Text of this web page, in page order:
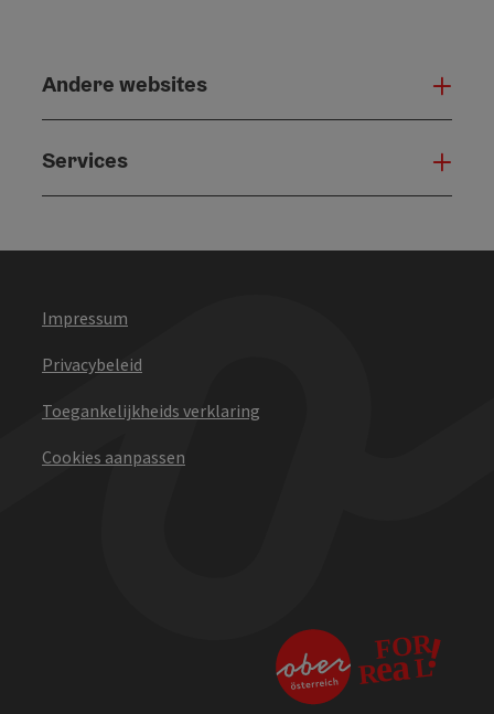
Andere websites
Services
Impressum
Privacybeleid
Toegankelijkheids verklaring
Cookies aanpassen